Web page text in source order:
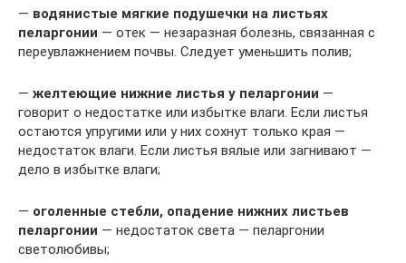
— водянистые мягкие подушечки на листьях
пеларгонии — отек — незаразная болезнь, связанная с
переувлажнением почвы. Следует уменьшить полив;
— желтеющие нижние листья у пеларгонии —
говорит о недостатке или избытке влаги. Если листья
остаются упругими или у них сохнут только края —
недостаток влаги. Если листья вялые или загнивают —
дело в избытке влаги;
— оголенные стебли, опадение нижних листьев
пеларгонии — недостаток света — пеларгонии
светолюбивы;